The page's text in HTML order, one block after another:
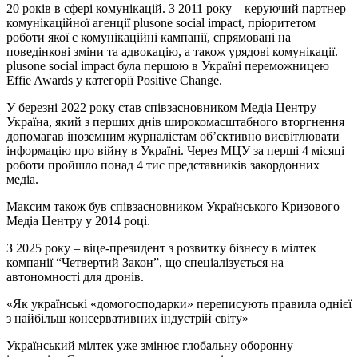
20 років в сфері комунікацій. З 2011 року – керуючий партнер
комунікаційної агенції plusone social impact, пріоритетом
роботи якої є комунікаційні кампанії, спрямовані на
поведінкові зміни та адвокацію, а також урядові комунікації.
plusone social impact була першою в Україні переможницею
Effie Awards у категорії Positive Change.
У березні 2022 року став співзасновником Медіа Центру
Україна, який з перших днів широкомасштабного вторгнення
допомагав іноземним журналістам об’єктивно висвітлювати
інформацію про війну в Україні. Через МЦУ за перші 4 місяці
роботи пройшло понад 4 тис представників закордонних
медіа.
Максим також був співзасновником Українського Кризового
Медіа Центру у 2014 році.
З 2025 року – віце-президент з розвитку бізнесу в мілтек
компанії “Четвертий Закон”, що спеціалізується на
автономності для дронів.
«Як українські «домогосподарки» переписують правила однієї
з найбільш консервативних індустрій світу»
Український мілтек уже змінює глобальну оборонну